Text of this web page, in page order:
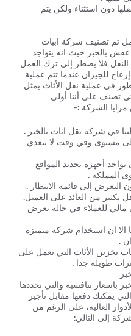
دون استثناء ولكن يتم
تم تصنيف شركة ابيات
بالخبر حيث انه يتواجد
فلا يضطر إلى ترك العمل
للجيران عندما تتم عملية
في عملية نقل الأثاث يمثل
تصنف على أننا أولي
الشركة :-
في شركة نقل اثاث بالخبر .
مستوى وفي وقت لا يتعدي
أجهزة تحديد المواقع
المملكة .
إلى قائمة الانتظار .
بكثير من العائد على العميل.
مالي للعملاء في حالة تعرض
ان استخدام شركة متميزة
.
تخزين الأثاث التي نعمل على
طويلة جدا .
باسعار تنافسية والتي تحددها
يمكنك دفعها مقابل تأجير
العالية، على الرغم من
إلى التالي: